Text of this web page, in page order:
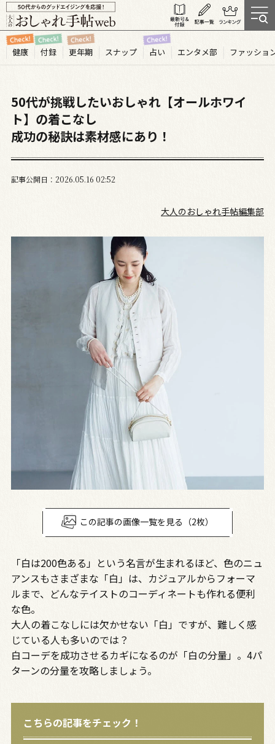
健康 付録 更年期 スナップ 占い エンタメ部 ファッショ
50代が挑戦したいおしゃれ【オールホワイ
ト】の着こなし
成功の秘訣は素材感にあり！
記事公開日 2026.05 16 02:52
大人のおしゃれ手帖編集部
この記事の画像一覧を見る（2枚）
「白は200色ある」という名言が生まれるほど、色のニュ
アンスもさまざまな「白」は、カジュアルからフォーマ
ルまで、どんなテイストのコーディネートも作れる便利
な色。
大人の着こなしには欠かせない「白」ですが、難しく感
じている人も多いのでは？
白コーデを成功させるカギになるのが「白の分量」。4パ
ターンの分量を攻略しましょう。
こちらの記事をチェック！